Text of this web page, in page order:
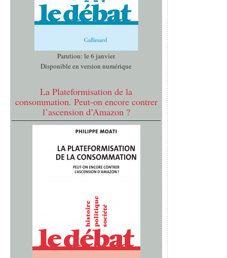
Parution: le 6 janvier
Disponible en version numérique
La Plateformisation de la
consommation. Peut-on encore contrer
l’ascension d’Amazon ?